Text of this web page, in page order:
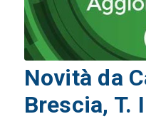
Novità da
Brescia, T.